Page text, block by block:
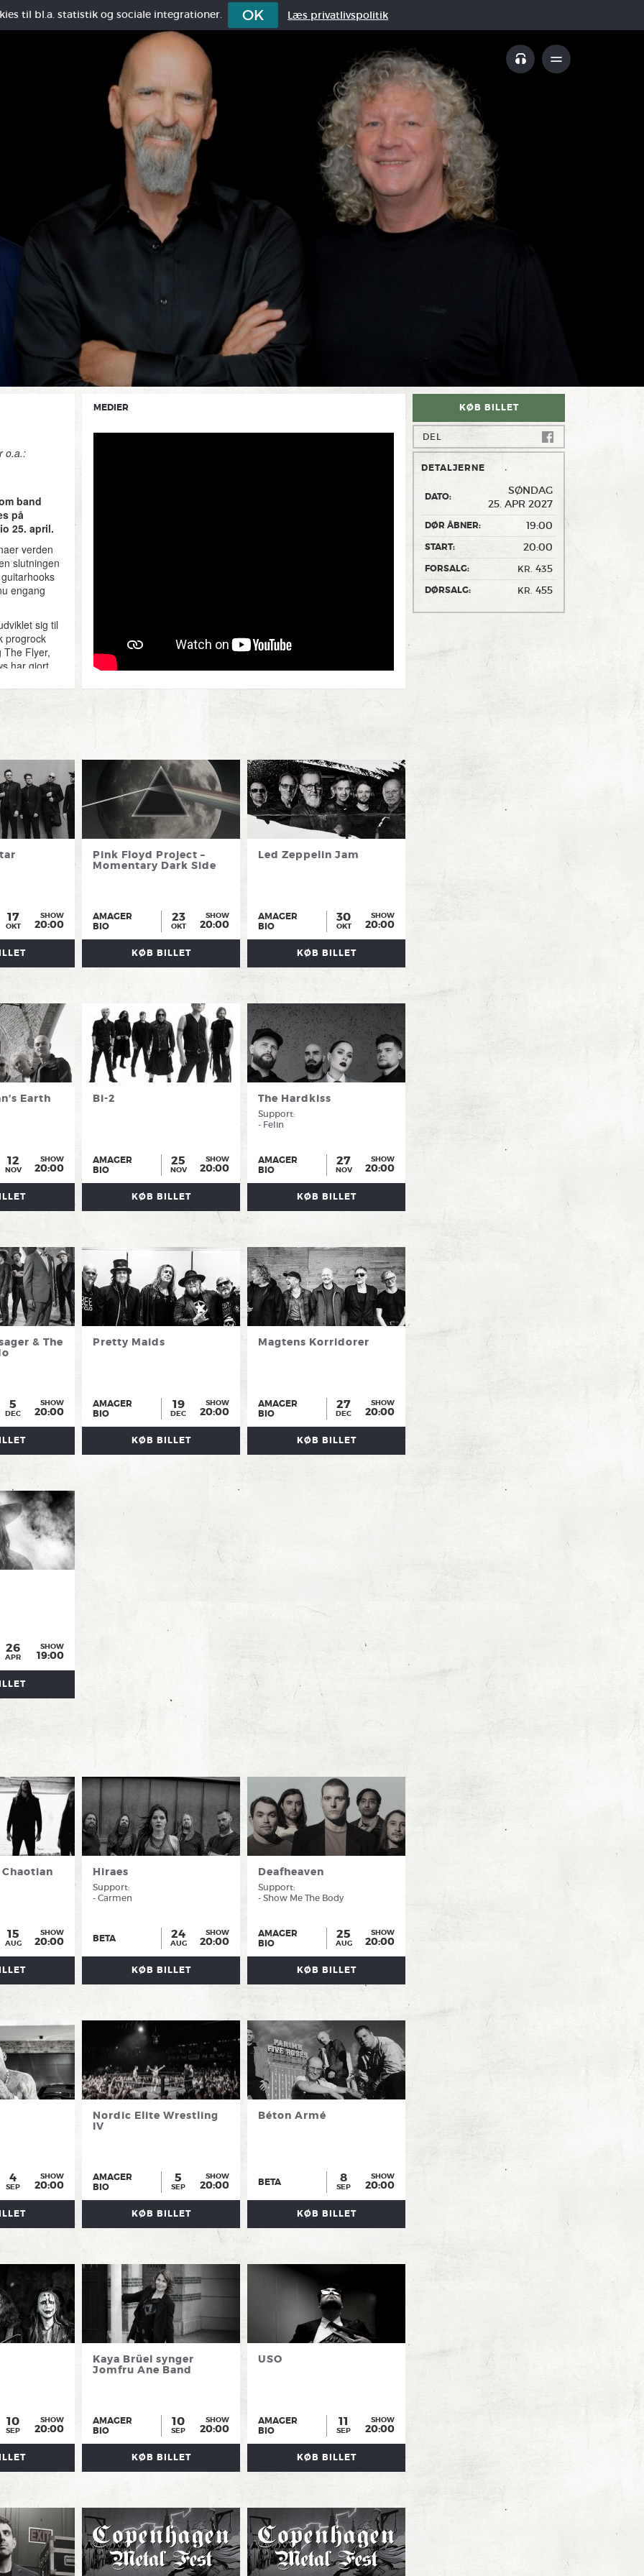
til bl.a. statistik og sociale integrationer. OK Læs privatlivspolitik
KØB BILLET
DEL
DETALJERNE
DATO:
SØNDAG
25. APR 2027
DØR ÅBNER: 19:00
START: 20:00
FORSALG: KR. 435
DØRSALG: KR. 455
o.a.:
band
på
25. april.
verden
slutningen
engang
sig til
progrock
The Flyer,
har gjort
“Most
udgivet
opbygget
rock,
blandt de
—
af
gjort
MEDIER
17
OKT
SHOW
20:00
Pink Floyd Project –
Momentary Dark Side
AMAGER
BIO
23
OKT
SHOW
20:00
KØB BILLET
Led Zeppelin Jam
AMAGER
BIO
30
OKT
SHOW
20:00
KØB BILLET
Earth
12
NOV
SHOW
20:00
Bi-2
AMAGER
BIO
25
NOV
SHOW
20:00
KØB BILLET
The Hardkiss
Support:
- Felin
AMAGER
BIO
27
NOV
SHOW
20:00
KØB BILLET
& The
5
DEC
SHOW
20:00
Pretty Maids
AMAGER
BIO
19
DEC
SHOW
20:00
KØB BILLET
Magtens Korridorer
AMAGER
BIO
27
DEC
SHOW
20:00
KØB BILLET
26
APR
SHOW
19:00
15
AUG
SHOW
20:00
Hiraes
Support:
- Carmen
BETA 24
AUG
SHOW
20:00
KØB BILLET
Deafheaven
Support:
- Show Me The Body
AMAGER
BIO
25
AUG
SHOW
20:00
KØB BILLET
4
SEP
SHOW
20:00
Nordic Elite Wrestling
IV
AMAGER
BIO
5
SEP
SHOW
20:00
KØB BILLET
Béton Armé
BETA 8
SEP
SHOW
20:00
KØB BILLET
10
SEP
SHOW
20:00
Kaya Brüel synger
Jomfru Ane Band
AMAGER
BIO
10
SEP
SHOW
20:00
KØB BILLET
USO
AMAGER
BIO
11
SEP
SHOW
20:00
KØB BILLET